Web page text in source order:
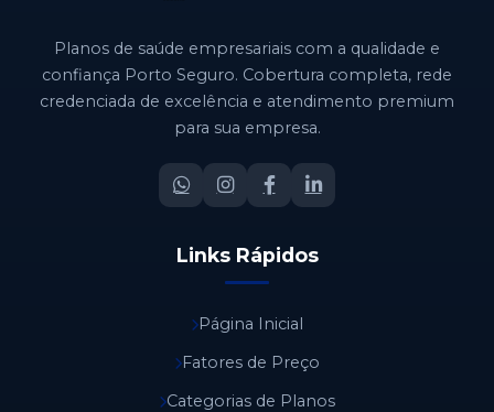
Planos de saúde empresariais com a qualidade e
confiança Porto Seguro. Cobertura completa, rede
credenciada de excelência e atendimento premium
para sua empresa.
Links Rápidos
Página Inicial
Fatores de Preço
Categorias de Planos